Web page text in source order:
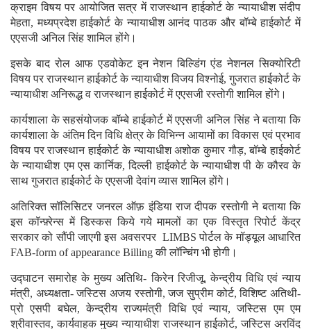
क्राइम विषय पर आयोजित सत्र में राजस्थान हाईकोर्ट के न्यायाधीश संदीप
मेहता, मध्यप्रदेश हाईकोर्ट के न्यायाधीश आनंद पाठक और बॉम्बे हाईकोर्ट में
एएसजी अनिल सिंह शामिल होंगे।
इसके बाद रोल आफ एडवोकेट इन नेशन बिल्डिंग एंड नेशनल सिक्योरिटी
विषय पर राजस्थान हाईकोर्ट के न्यायाधीश विजय विश्नोई, गुजरात हाईकोर्ट के
न्यायाधीश अनिरूद्ध व राजस्थान हाईकोर्ट में एएसजी रस्तोगी शामिल होंगे।
कार्यशाला के सहसंयोजक बॉम्बे हाईकोर्ट में एएसजी अनिल सिंह ने बताया कि
कार्यशाला के अंतिम दिन विधि क्षेत्र के विभिन्न आयामों का विकास एवं प्रभाव
विषय पर राजस्थान हाईकोर्ट के न्यायाधीश अशोक कुमार गौड़, बॉम्बे हाईकोर्ट
के न्यायाधीश एम एस कार्निक, दिल्ली हाईकोर्ट के न्यायाधीश पी के कौरव के
साथ गुजरात हाईकोर्ट के एएसजी देवांग व्यास शामिल होंगे।
अतिरिक्त सॉलिसिटर जनरल ऑफ़ इंडिया राज दीपक रस्तोगी ने बताया कि
इस कॉन्फ़्रेन्स में डिस्कस किये गये मामलों का एक विस्तृत रिपोर्ट केंद्र
सरकार को सौंपी जाएगी इस अवसरपर LIMBS पोर्टल के मॉड्यूल आधारित
FAB-form of appearance Billing की लॉन्चिंग भी होगी।
उद्घाटन समारोह के मुख्य अतिथि- किरेन रिजीजू, केन्द्रीय विधि एवं न्याय
मंत्री, अध्यक्षता- जस्टिस अजय रस्तोगी, जज सुप्रीम कोर्ट, विशिष्ट अतिथी-
प्रो एसपी बघेल, केन्द्रीय राज्यमंत्री विधि एवं न्याय, जस्टिस एम एम
श्रीवास्तव, कार्यवाहक मुख्य न्यायाधीश राजस्थान हाईकोर्ट, जस्टिस अरविंद